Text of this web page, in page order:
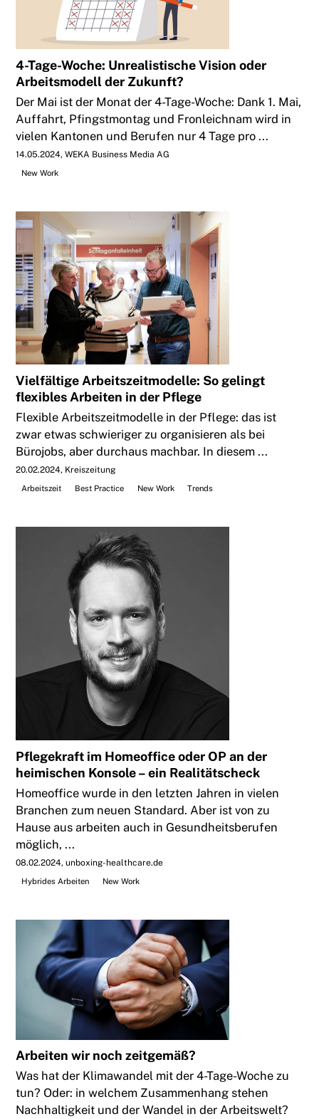
4-Tage-Woche: Unrealistische Vision oder
Arbeitsmodell der Zukunft?
Der Mai ist der Monat der 4-Tage-Woche: Dank 1. Mai,
Auffahrt, Pfingstmontag und Fronleichnam wird in
vielen Kantonen und Berufen nur 4 Tage pro ...
14.05.2024 WEKA Business Media AG
New Work
Vielfältige Arbeitszeitmodelle: So gelingt
flexibles Arbeiten in der Pflege
Flexible Arbeitszeitmodelle in der Pflege: das ist
zwar etwas schwieriger zu organisieren als bei
Bürojobs, aber durchaus machbar. In diesem ...
20.02.2024 Kreiszeitung
Arbeitszeit
Best Practice New Work Trends
Pflegekraft im Homeoffice oder OP an der
heimischen Konsole – ein Realitätscheck
Homeoffice wurde in den letzten Jahren in vielen
Branchen zum neuen Standard. Aber ist von zu
Hause aus arbeiten auch in Gesundheitsberufen
möglich, ...
08.02.2024 unboxing-healthcare.de
Hybrides Arbeiten
New Work
Arbeiten wir noch zeitgemäß?
Was hat der Klimawandel mit der 4-Tage-Woche zu
tun? Oder: in welchem Zusammenhang stehen
Nachhaltigkeit und der Wandel in der Arbeitswelt?